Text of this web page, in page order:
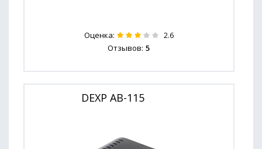
Оценка: 2.6
Отзывов: 5
DEXP AB-115